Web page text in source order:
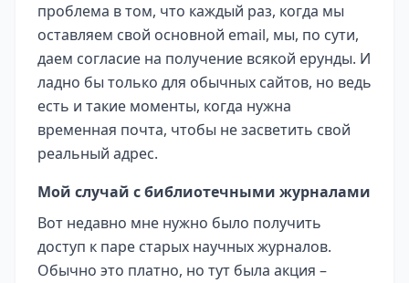
проблема в том, что каждый раз, когда мы
оставляем свой основной email, мы, по сути,
даем согласие на получение всякой ерунды. И
ладно бы только для обычных сайтов, но ведь
есть и такие моменты, когда нужна
временная почта, чтобы не засветить свой
реальный адрес.
Мой случай с библиотечными журналами
Вот недавно мне нужно было получить
доступ к паре старых научных журналов.
Обычно это платно, но тут была акция –